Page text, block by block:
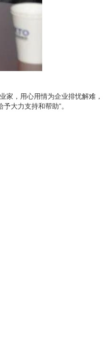
家，用心用情为企业排忧解难，
大力支持和帮助”。